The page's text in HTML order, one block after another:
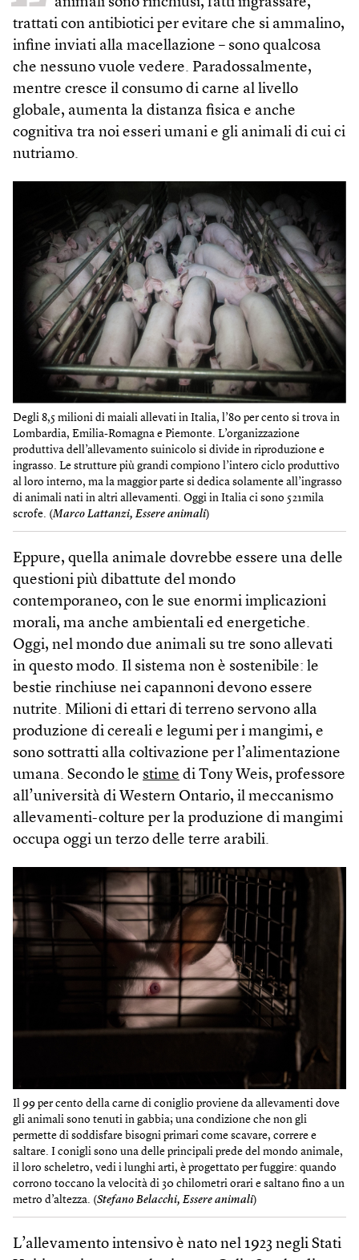
trattati con antibiotici per evitare che si ammalino,
infine inviati alla macellazione – sono qualcosa
che nessuno vuole vedere. Paradossalmente,
mentre cresce il consumo di carne al livello
globale, aumenta la distanza fisica e anche
cognitiva tra noi esseri umani e gli animali di cui ci
nutriamo.
Degli 8,5 milioni di maiali allevati in Italia, l’80 per cento si trova in
Lombardia, Emilia-Romagna e Piemonte. L’organizzazione
produttiva dell’allevamento suinicolo si divide in riproduzione e
ingrasso. Le strutture più grandi compiono l’intero ciclo produttivo
al loro interno, ma la maggior parte si dedica solamente all’ingrasso
di animali nati in altri allevamenti. Oggi in Italia ci sono 521mila
scrofe. (Marco Lattanzi, Essere animali)
Eppure, quella animale dovrebbe essere una delle
questioni più dibattute del mondo
contemporaneo, con le sue enormi implicazioni
morali, ma anche ambientali ed energetiche.
Oggi, nel mondo due animali su tre sono allevati
in questo modo. Il sistema non è sostenibile: le
bestie rinchiuse nei capannoni devono essere
nutrite. Milioni di ettari di terreno servono alla
produzione di cereali e legumi per i mangimi, e
sono sottratti alla coltivazione per l’alimentazione
umana. Secondo le stime di Tony Weis, professore
all’università di Western Ontario, il meccanismo
allevamenti-colture per la produzione di mangimi
occupa oggi un terzo delle terre arabili.
Il 99 per cento della carne di coniglio proviene da allevamenti dove
gli animali sono tenuti in gabbia; una condizione che non gli
permette di soddisfare bisogni primari come scavare, correre e
saltare. I conigli sono una delle principali prede del mondo animale,
il loro scheletro, vedi i lunghi arti, è progettato per fuggire: quando
corrono toccano la velocità di 30 chilometri orari e saltano fino a un
metro d’altezza. (Stefano Belacchi, Essere animali)
L’allevamento intensivo è nato nel 1923 negli Stati